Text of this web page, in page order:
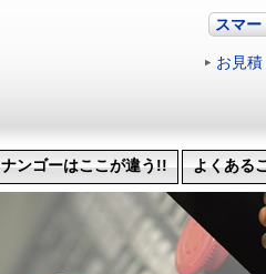
スマ
お見
ナンゴーはここが違う!!
よくある